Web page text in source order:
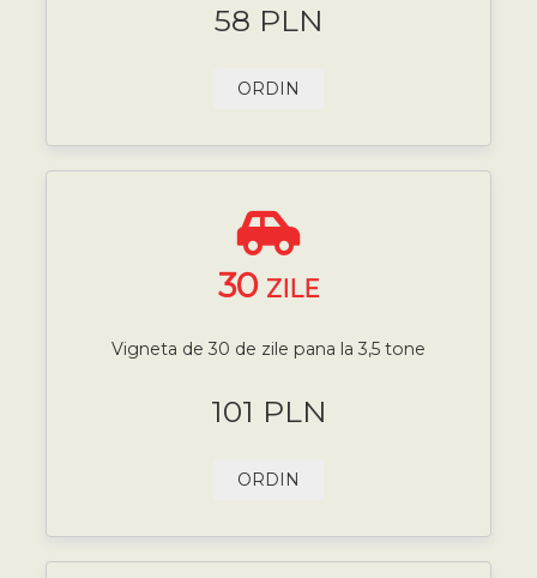
58 PLN
ORDIN
30 ZILE
Vigneta de 30 de zile pana la 3,5 tone
101 PLN
ORDIN